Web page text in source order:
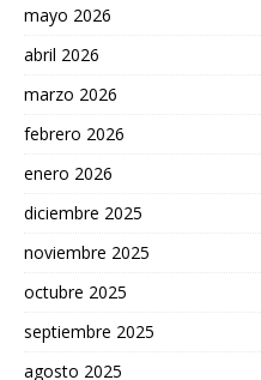
mayo 2026
abril 2026
marzo 2026
febrero 2026
enero 2026
diciembre 2025
noviembre 2025
octubre 2025
septiembre 2025
agosto 2025